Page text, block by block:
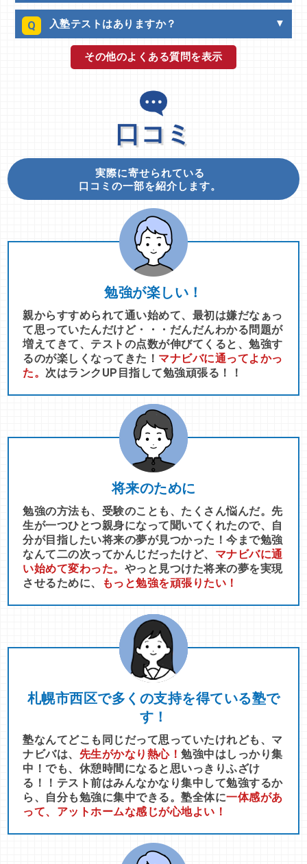
Q 入塾テストはありますか？
その他のよくある質問を表示
口コミ
実際に寄せられている
口コミの一部を紹介します。
勉強が楽しい！
親からすすめられて通い始めて、最初は嫌だなぁっ
て思っていたんだけど・・・だんだんわかる問題が
増えてきて、テストの点数が伸びてくると、勉強す
るのが楽しくなってきた！ マナビバに通ってよかっ
た。 次はランクUP目指して勉強頑張る！！
将来のために
勉強の方法も、受験のことも、たくさん悩んだ。先
生が一つひとつ親身になって聞いてくれたので、自
分が目指したい将来の夢が見つかった！今まで勉強
なんて二の次ってかんじだったけど、 マナビバに通
い始めて変わった。 やっと見つけた将来の夢を実現
させるために、
もっと勉強を頑張りたい！
札幌市西区で多くの支持を得ている塾で
す！
塾なんてどこも同じだって思っていたけれども、マ
ナビバは、 先生がかなり熱心！勉強中はしっかり集
中！でも、休憩時間になると思いっきりふざけ
る！！テスト前はみんなかなり集中して勉強するか
ら、自分も勉強に集中できる。塾全体に一体感があ
って、アットホームな感じが心地よい！